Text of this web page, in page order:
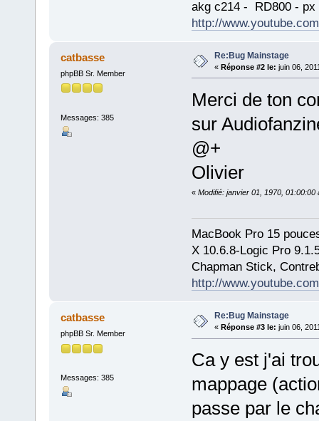
akg c214 - RD800 - px
http://
catbasse
phpBB Sr. Member
Messages: 385
Re:Bug Mainstage
« Réponse #2 le: juin 06,
Merci de ton
sur
@+
Olivier
« Modifié: janvier 01, 1970, 01:00:00
MacBook Pro 15
X 10.6.8-Logic Pro
Chapman Stick,
http://
catbasse
phpBB Sr. Member
Messages: 385
Re:Bug Mainstage
« Réponse #3 le: juin 06,
Ca y est j'ai
mappage
passe par le